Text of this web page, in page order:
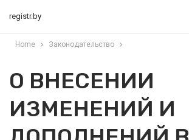
registr.by
Home Законодательство
О ВНЕСЕНИИ
ИЗМЕНЕНИЙ И